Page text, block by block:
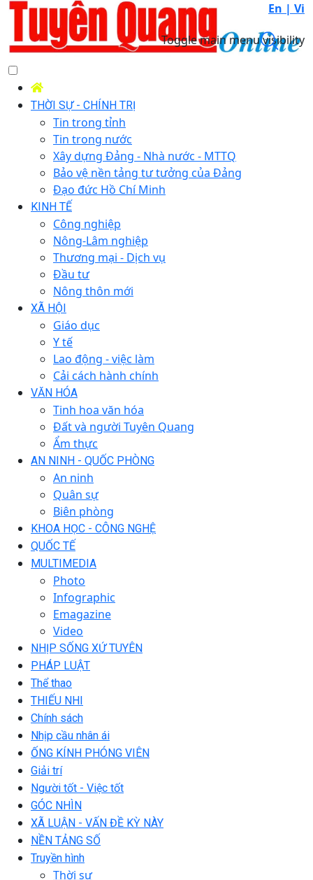
En | Vi
Toggle main menu visibility
THỜI SỰ - CHÍNH TRỊ
Tin trong tỉnh
Tin trong nước
Xây dựng Đảng - Nhà nước - MTTQ
Bảo vệ nền tảng tư tưởng của Đảng
Đạo đức Hồ Chí Minh
KINH TẾ
Công nghiệp
Nông-Lâm nghiệp
Thương mại - Dịch vụ
Đầu tư
Nông thôn mới
XÃ HỘI
Giáo dục
Y tế
Lao động - việc làm
Cải cách hành chính
VĂN HÓA
Tinh hoa văn hóa
Đất và người Tuyên Quang
Ẩm thực
AN NINH - QUỐC PHÒNG
An ninh
Quân sự
Biên phòng
KHOA HỌC - CÔNG NGHỆ
QUỐC TẾ
MULTIMEDIA
Photo
Infographic
Emagazine
Video
NHỊP SỐNG XỨ TUYÊN
PHÁP LUẬT
Thể thao
THIẾU NHI
Chính sách
Nhịp cầu nhân ái
ỐNG KÍNH PHÓNG VIÊN
Giải trí
Người tốt - Việc tốt
GÓC NHÌN
XÃ LUẬN - VẤN ĐỀ KỲ NÀY
NỀN TẢNG SỐ
Truyền hình
Thời sự